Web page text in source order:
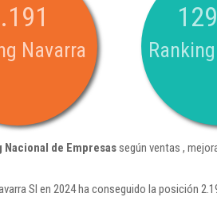
Navarra
Nacional de Empresassegún ventas ,
Sl en 2024 ha conseguido la posición